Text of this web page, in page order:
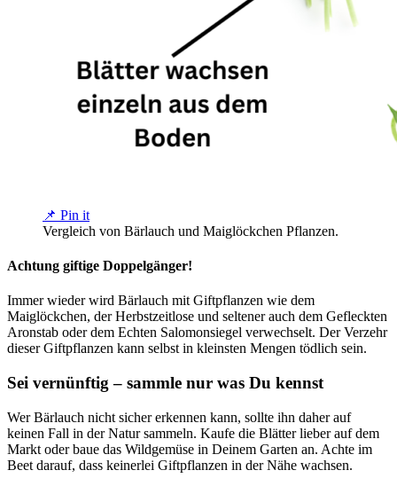
📌 Pin it
Vergleich von Bärlauch und Maiglöckchen Pflanzen.
Achtung giftige Doppelgänger!
Immer wieder wird Bärlauch mit Giftpflanzen wie dem
Maiglöckchen, der Herbstzeitlose und seltener auch dem Gefleckten
Aronstab oder dem Echten Salomonsiegel verwechselt. Der Verzehr
dieser Giftpflanzen kann selbst in kleinsten Mengen tödlich sein.
Sei vernünftig – sammle nur was Du kennst
Wer Bärlauch nicht sicher erkennen kann, sollte ihn daher auf
keinen Fall in der Natur sammeln. Kaufe die Blätter lieber auf dem
Markt oder baue das Wildgemüse in Deinem Garten an. Achte im
Beet darauf, dass keinerlei Giftpflanzen in der Nähe wachsen.